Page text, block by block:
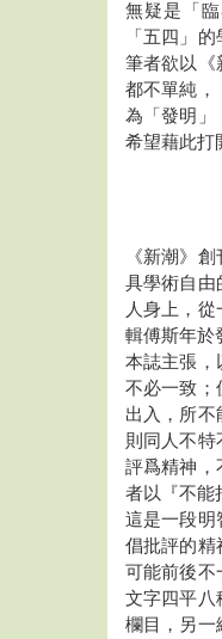
無疑是「
「五四」
筆者欲以《
都不單純，
為「發明」
希望藉此打
《新潮》
具學術自由
人身上，
輯傅斯年於
本誌主張，
不必一致；
出入，所不
則同人不特
評爲精神，
者以『不能
這是一段明
倡批評的精
可能前後不
文字四平八
欄目，另一